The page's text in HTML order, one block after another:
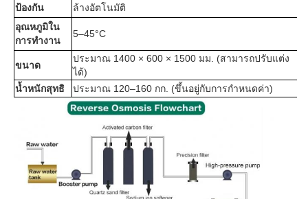
ป้องกัน
ล้างอัตโนมัติ
อุณหภูมิใน
การทำงาน
5–45°C
ขนาด
ประมาณ 1400 × 600 × 1500 มม. (สามารถปรับแต่ง
ได้)
น้ำหนักสุทธิ
ประมาณ 120–160 กก. (ขึ้นอยู่กับการกำหนดค่า)